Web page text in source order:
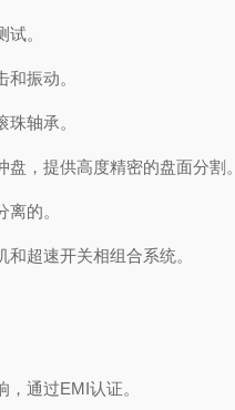
。
和振动。
珠轴承。
盘，提供高度精密的盘面分割。
离的。
和超速开关相组合系统。
，通过EMI认证。